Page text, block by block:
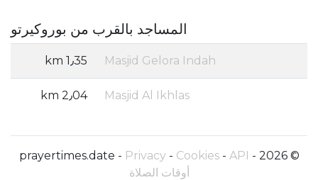
المساجد بالقرب من بوروكيرتو
Masjid Gelora Indah 1٫35 km
Masjid Al Ikhlas 2٫04 km
© 2026 - prayertimes.date -
Privacy- Cookies- API
أوقات الصلاة